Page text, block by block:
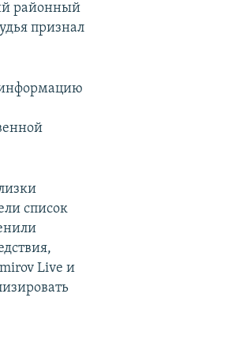
районный
признал
информацию
список
Live и